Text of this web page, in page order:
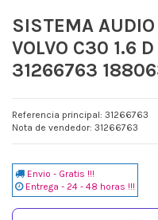
SISTEMA
VOLVO C30 1.6
31266763
Referencia principal: 31266763
Nota de vendedor: 31266763
Envio - Gratis !!!
Entrega - 24 - 48 horas !!!